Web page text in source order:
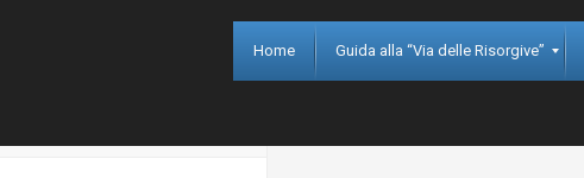
Home Guida alla “Via delle Risorgive”